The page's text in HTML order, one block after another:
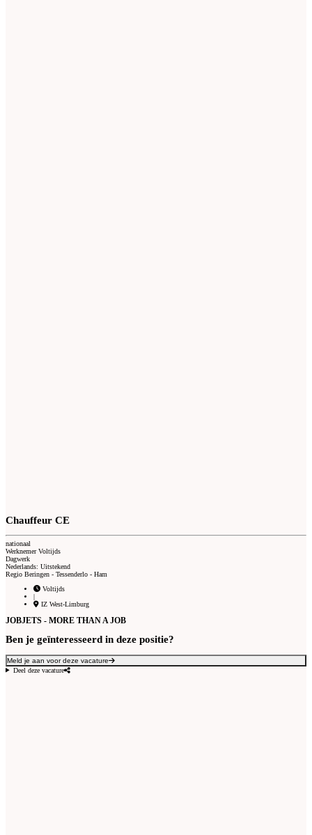
Chauffeur CE
nationaal
Werknemer Voltijds
Dagwerk
Nederlands: Uitstekend
Regio Beringen - Tessenderlo - Ham
Voltijds
|
IZ West-Limburg
JOBJETS - MORE THAN A JOB
Ben je geïnteresseerd in deze positie?
Meld je aan voor deze vacature
Deel deze vacature